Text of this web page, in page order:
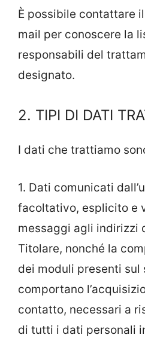
È possibile contattare
mail per conoscere la
responsabili del
designato.
2. TIPI DI DATI
I dati che trattiamo
1. Dati comunicati
facoltativo, esplicito e
messaggi agli indirizzi
Titolare, nonché la
dei moduli presenti sul
comportano
contatto, necessari a
di tutti i dati personali